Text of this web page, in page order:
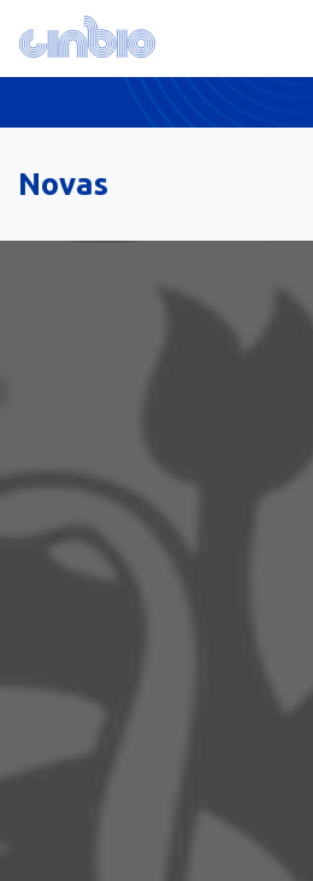
Novas